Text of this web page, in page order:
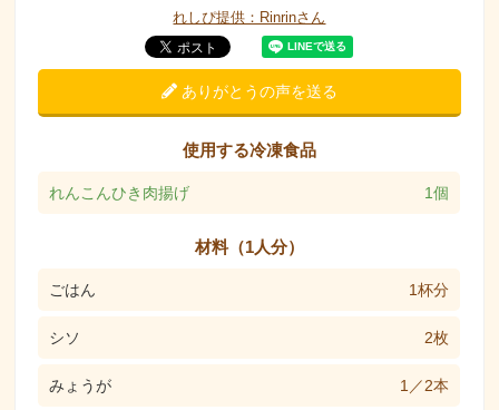
れしぴ提供：Rinrinさん
ありがとうの声を送る
使用する冷凍食品
れんこんひき肉揚げ 1個
材料（1人分）
ごはん 1杯分
シソ 2枚
みょうが 1／2本